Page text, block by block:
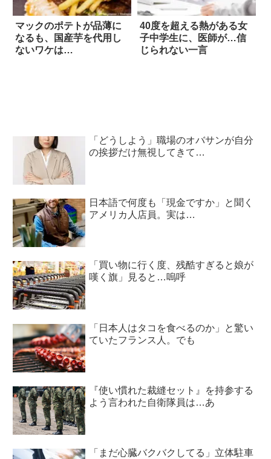
マックのポテトが品薄に
なるも、国産芋を代用し
ないワケは…
40度を超える熱がある女
子中学生に、医師が…信
じられない一言
「どうしよう」職場のオバサンが自分
の挨拶だけ無視してきて…
日本語で何度も「現金ですか」と聞く
アメリカ人店員。実は…
「買い物に行く度、残酷すぎると娘が
嘆く旗」見ると…嗚呼
「日本人はタコを食べるのか」と驚い
ていたフランス人。でも
『使い慣れた裁縫セット』を持参する
よう言われた自衛隊員は…あ
「まだ心臓バクバクしてる」立体駐車